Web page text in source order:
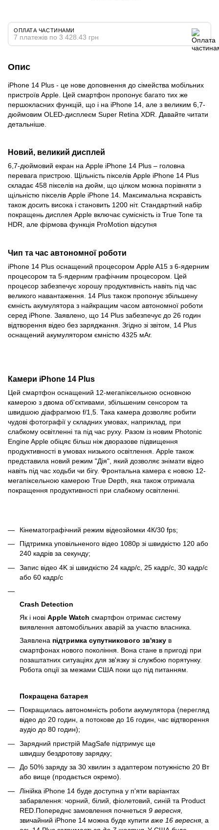
ОПЛАТА ЧАСТИНАМИ
7 платежів по 3 428.43 грн
Опис
iPhone 14 Plus - це нове доповнення до сімейства мобільних
пристроїв Apple. Цей смартфон пропонує багато тих же
першокласних функцій, що і на iPhone 14, але з великим 6,7-
дюймовим OLED-дисплеєм Super Retina XDR. Давайте читати
детальніше.
Новий, великий дисплей
6,7-дюймовий екран на Apple iPhone 14 Plus – головна
перевага пристрою. Щільність пікселів Apple iPhone 14 Plus
складає 458 пікселів на дюйм, що цілком можна порівняти з
щільністю пікселів Apple iPhone 14. Максимальна яскравість
також досить висока і становить 1200 ніт. Стандартний набір
покращень дисплея Apple включає сумісність із True Tone та
HDR, але фірмова функція ProMotion відсутня
Чип та час автономної роботи
iPhone 14 Plus оснащений процесором Apple A15 з 6-ядерним
процесором та 5-ядерним графічним процесором. Цей
процесор забезпечує хорошу продуктивність навіть під час
великого навантаження. 14 Plus також пропонує збільшену
ємність акумулятора з найкращим часом автономної роботи
серед iPhone. Заявлено, що 14 Plus забезпечує до 26 годин
відтворення відео без заряджання. Згідно зі звітом, 14 Plus
оснащений акумулятором ємністю 4325 мАг.
Камери iPhone 14 Plus
Цей смартфон оснащений 12-мегапіксельною основною
камерою з двома об'єктивами, збільшеним сенсором та
швидшою діафрагмою f/1,5. Така камера дозволяє робити
чудові фотографії у складних умовах, наприклад, при
слабкому освітленні та під час руху. Разом із новим Photonic
Engine Apple обіцяє більш ніж дворазове підвищення
продуктивності в умовах низького освітлення. Apple також
представила новий режим "Дія", який дозволяє знімати відео
навіть під час ходьби чи бігу. Фронтальна камера є новою 12-
мегапіксельною камерою True Depth, яка також отримала
покращення продуктивності при слабкому освітленні.
Кінематографічний режим відеозйомки 4К/30 fps;
Підтримка уповільненого відео 1080p зі швидкістю 120 або
240 кадрів за секунду;
Запис відео 4K зі швидкістю 24 кадр/с, 25 кадр/с, 30 кадр/с
або 60 кадр/с
Crash Detection
Як і нові Apple Watch смартфон отримає систему
виявлення автомобільних аварій за участю власника.
Заявлена підтримка супутникового зв'язку в
смартфонах нового покоління. Вона стане в пригоді при
позаштатних ситуаціях для зв'язку зі службою порятунку.
Робота опції за межами США поки що під питанням.
Покращена батарея
Покращилась автономність роботи акумулятора (перегляд
відео до 20 годин, а потокове до 16 годин, час відтворення
аудіо до 80 годин);
Зарядний пристрій MagSafe підтримує ще
швидшу бездротову зарядку;
До 50% заряду за 30 хвилин з адаптером потужністю 20 Вт
або вище (продається окремо).
Лінійка iPhone 14 буде доступна у п'яти варіантах
забарвлення: чорний, білий, фіолетовий, синій та Product
RED. Попереднє замовлення почнеться 9 вересня,
звичайний iPhone 14 можна буде купити вже 16 вересня, а